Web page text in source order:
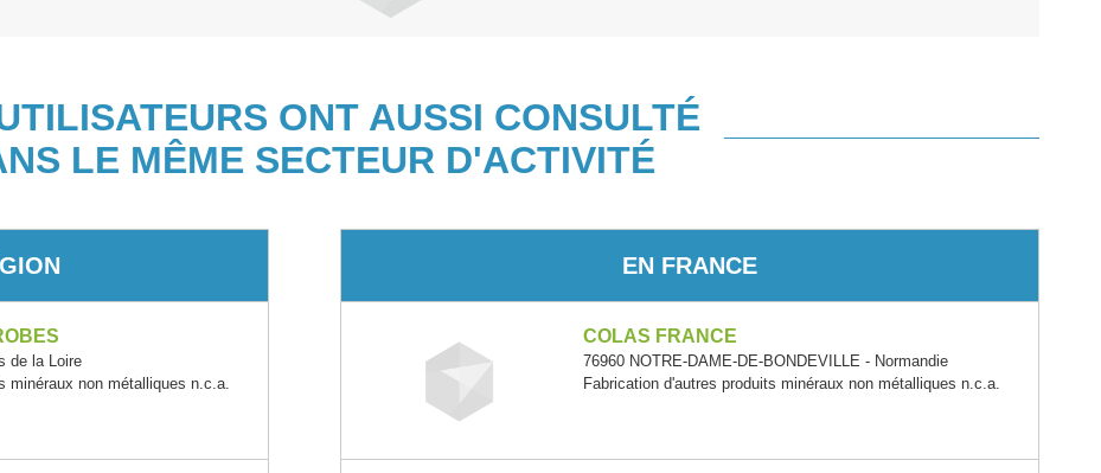
ONT AUSSI CONSULTÉ
LE MÊME SECTEUR D'ACTIVITÉ
de la Loire
minéraux non métalliques n.c.a.
EN FRANCE
COLAS FRANCE
76960 NOTRE-DAME-DE-BONDEVILLE - Normandie
Fabrication d'autres produits minéraux non métalliques n.c.a.